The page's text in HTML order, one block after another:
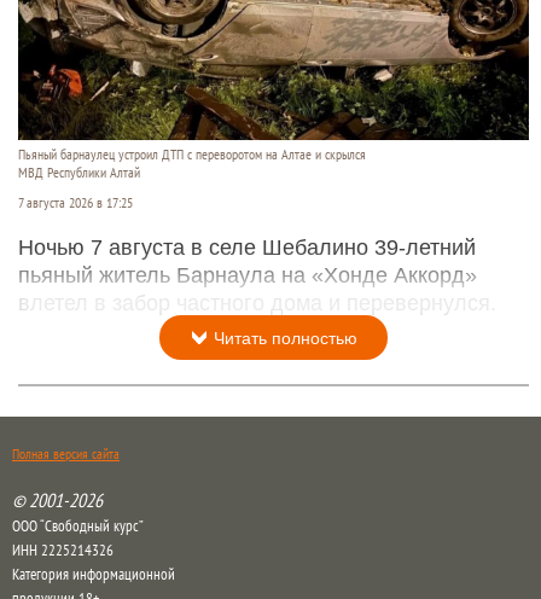
Пьяный барнаулец устроил ДТП с переворотом на Алтае и скрылся
МВД Республики Алтай
7 августа 2026 в 17:25
Ночью 7 августа в селе Шебалино 39-летний
пьяный житель Барнаула на «Хонде Аккорд»
влетел в забор частного дома и перевернулся.
Читать полностью
Полная версия сайта
© 2001-2026
ООО “Свободный курс”
ИНН 2225214326
Категория информационной